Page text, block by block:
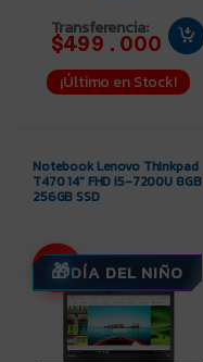
Transferencia:
$499.000
¡Último en Stock!
Notebook Lenovo Thinkpad
T470 14″ FHD i5-7200U 8GB
256GB SSD
-11%DÍA DEL NIÑO